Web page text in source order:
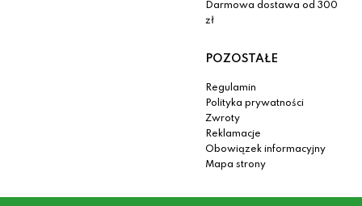
Darmowa dostawa od 300
zł
POZOSTAŁE
Regulamin
Polityka prywatności
Zwroty
Reklamacje
Obowiązek informacyjny
Mapa strony